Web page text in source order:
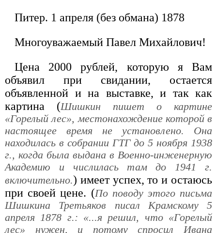
Питер. 1 апреля (без обмана) 1878
Многоуважаемый Павел Михайлович!
Цена 2000 рублей, которую я Вам
объявил при свидании, остается
объявленной и на выставке, и так как
картина (Шишкин пишет о картине
«Горелый лес», местонахождение которой в
настоящее время не установлено. Она
находилась в собрании ГТГ до 5 ноября 1938
г., когда была выдана в Военно-инженерную
Академию и числилась там до 1941 г.
включительно.) имеет успех, то и остаюсь
при своей цене. (По поводу этого письма
Шишкина Третьяков писал Крамскому 5
апреля 1878 г.: «...я решил, что «Горелый
лес» нужен, и потому спросил Ивана